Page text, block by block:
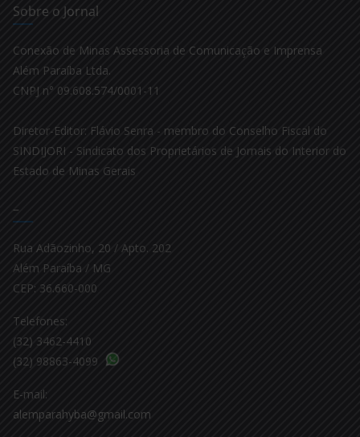
Sobre o Jornal
Conexão de Minas Assessoria de Comunicação e Imprensa
Além Paraíba Ltda.
CNPJ n° 09.608.574/0001-11
Diretor-Editor: Flávio Senra - membro do Conselho Fiscal do
SINDIJORI - Sindicato dos Proprietários de Jornais do Interior do
Estado de Minas Gerais
–
Rua Adãozinho, 20 / Apto. 202
Além Paraíba / MG
CEP: 36.660-000
Telefones:
(32) 3462-4410
(32) 98863-4099
E-mail:
alemparahyba@gmail.com